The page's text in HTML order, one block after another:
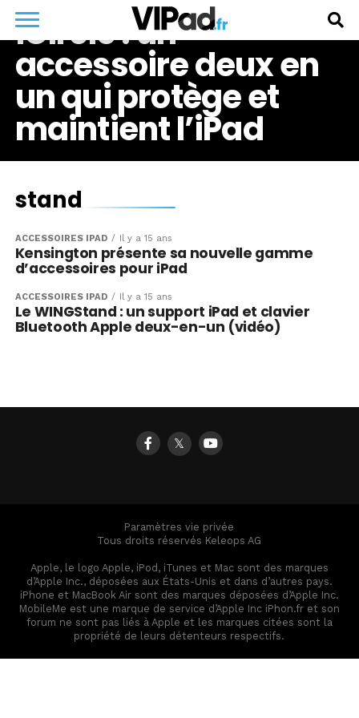
iCircle : un
accessoire deux en
un qui protège et
maintient l’iPad
stand
ACCESSOIRES IPAD Il y a 15 ans
Kensington présente sa nouvelle gamme
d’accessoires pour iPad
ACCESSOIRES IPAD Il y a 15 ans
Le WINGStand : un support iPad et clavier
Bluetooth Apple deux-en-un (vidéo)
𝕏
Paramètres vie privée
Tous droits réservés Keleops AG
Apple, le logo Apple, iPod, iTunes et Mac sont des marques
d’Apple Inc., déposées aux États-Unis et dans d’autres pays.
iPhone et MacBook Air sont des marques déposées d’Apple Inc.
MobileMe est une marque de service d’Apple Inc iPhon.fr et son
forum ne sont pas liés à Apple et les marques citées sont la
propriété de leurs détenteurs respectifs.